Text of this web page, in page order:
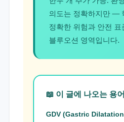
의도는 정확하지만 —
정확한 위험과 안전 표
블루오션 영역입니다.
📖 이 글에 나오는 용어
GDV (Gastric